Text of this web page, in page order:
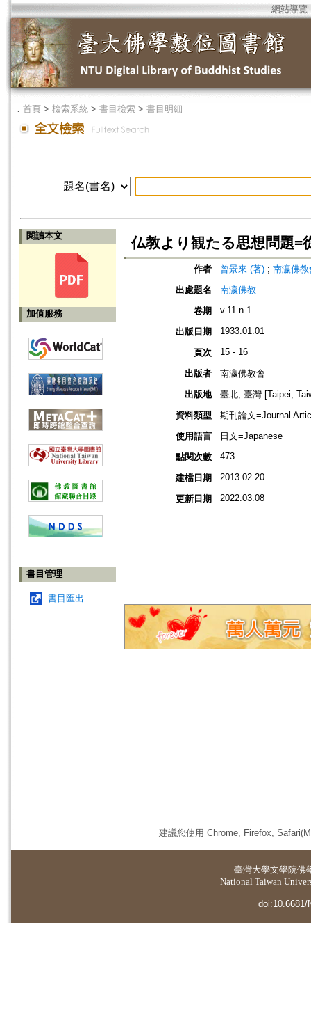
網站導覽
． 首頁 > 檢索系統 > 書目檢索 > 書目明細
閱讀本文
加值服務
書目管理
書目匯出
仏教より観たる思想問題=
作者 曾景來 (著) ; 南瀛佛
出處題名
南瀛佛教
卷期
v.11 n.1
出版日期 1933.01.01
頁次 15 - 16
出版者
南瀛佛教會
出版地
臺北, 臺灣 [Taipei,
資料類型
期刊論文=Journal
使用語言
日文=Japanese
點閱次數
473
建檔日期 2013.02.20
更新日期 2022.03.08
建議您使用 Chrome, Firefox,
臺灣大學文學院佛
National Taiwan
doi:10.6681/